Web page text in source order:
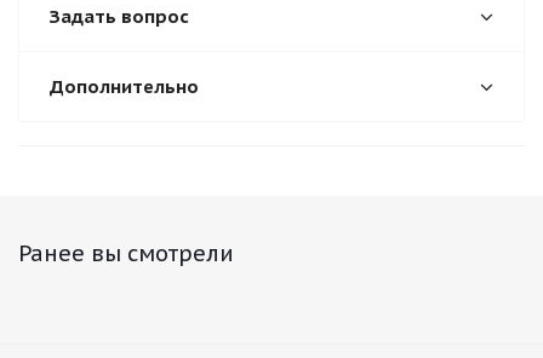
Задать вопрос
Дополнительно
Ранее вы смотрели